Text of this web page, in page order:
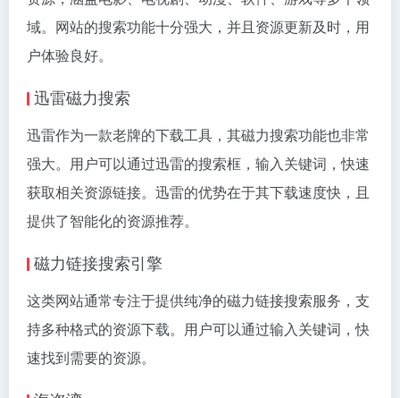
域。网站的搜索功能十分强大，并且资源更新及时，用
户体验良好。
迅雷磁力搜索
迅雷作为一款老牌的下载工具，其磁力搜索功能也非常
强大。用户可以通过迅雷的搜索框，输入关键词，快速
获取相关资源链接。迅雷的优势在于其下载速度快，且
提供了智能化的资源推荐。
磁力链接搜索引擎
这类网站通常专注于提供纯净的磁力链接搜索服务，支
持多种格式的资源下载。用户可以通过输入关键词，快
速找到需要的资源。